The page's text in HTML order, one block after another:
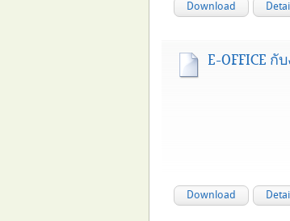
Download
E-OFFICE
Download